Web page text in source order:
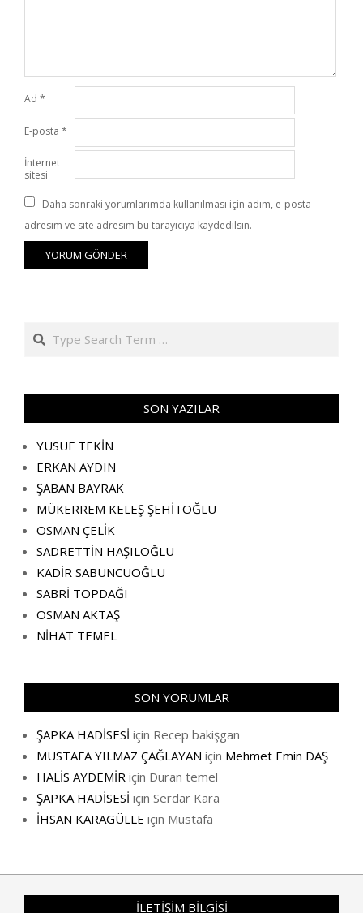
Ad *
E-posta *
İnternet
sitesi
Daha sonraki yorumlarımda kullanılması için adım, e-posta
adresim ve site adresim bu tarayıcıya kaydedilsin.
Search
SON YAZILAR
YUSUF TEKİN
ERKAN AYDIN
ŞABAN BAYRAK
MÜKERREM KELEŞ ŞEHİTOĞLU
OSMAN ÇELİK
SADRETTİN HAŞILOĞLU
KADİR SABUNCUOĞLU
SABRİ TOPDAĞI
OSMAN AKTAŞ
NİHAT TEMEL
SON YORUMLAR
ŞAPKA HADİSESİ için Recep bakişgan
MUSTAFA YILMAZ ÇAĞLAYAN için Mehmet Emin DAŞ
HALİS AYDEMİR için Duran temel
ŞAPKA HADİSESİ için Serdar Kara
İHSAN KARAGÜLLE için Mustafa
İLETİŞİM BİLGİSİ